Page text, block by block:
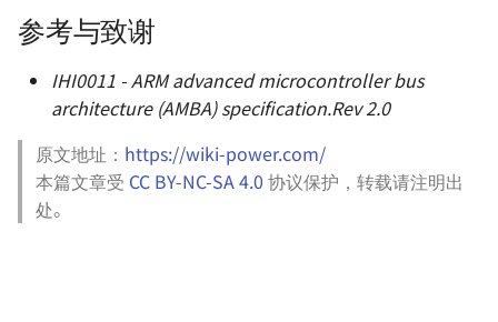
参考与致谢
IHI0011 - ARM advanced microcontroller bus
architecture (AMBA) specification.Rev 2.0
原文地址： https://wiki-power.com/
本篇文章受 CC BY-NC-SA 4.0 协议保护，转载请注明出
处。